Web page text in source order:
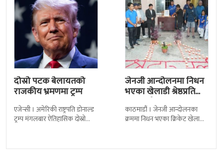
दोस्रो पटक बेलायतको
राजकीय भ्रमणमा ट्रम्प
एजेन्सी । अमेरिकी राष्ट्रपति डोनाल्ड
ट्रम्प मंगलबार ऐतिहासिक दोस्रो
बेलायत सरकारले
जेनजी आन्दोलनमा निधन
भएका खेलाडी श्रेष्ठप्रति
श्रद्धाञ्जली
काठमाडौं । जेनजी आन्दोलनका
क्रममा निधन भएका क्रिकेट खेलाडी
त्रिपुरेश्वरस्थीत राष्ट्रिय खेलकुद